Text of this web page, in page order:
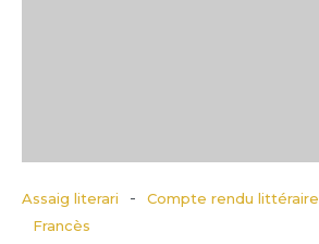
Assaig literari - Compte rendu littéraire
Francès